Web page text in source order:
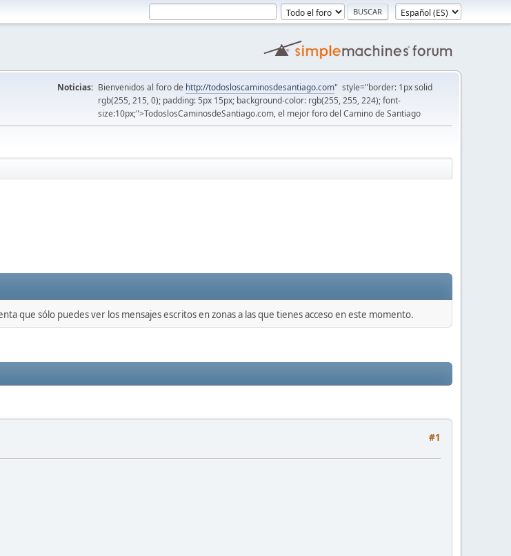
Noticias: Bienvenidos al foro de http://todosloscaminosdesantiago.com" style="border: 1px solid
rgb(255, 215, 0); padding: 5px 15px; background-color: rgb(255, 255, 224); font-
size:10px;">TodoslosCaminosdeSantiago.com, el mejor foro del Camino de Santiago
que sólo puedes ver los mensajes escritos en zonas a las que tienes acceso en este momento.
#1